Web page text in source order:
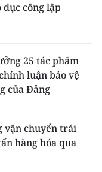
dục công lập
25 tác phẩm
luận bảo vệ
của Đảng
vận chuyển trái
hàng hóa qua